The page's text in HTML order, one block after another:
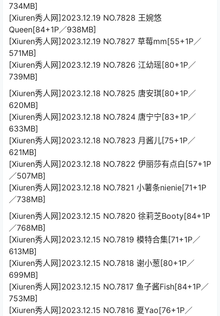
734MB]
[Xiuren秀人网]2023.12.19 NO.7828 王婉悠
Queen[84+1P／938MB]
[Xiuren秀人网]2023.12.19 NO.7827 草莓mm[55+1P／
571MB]
[Xiuren秀人网]2023.12.19 NO.7826 江幼瑶[80+1P／
739MB]
[Xiuren秀人网]2023.12.18 NO.7825 唐安琪[80+1P／
620MB]
[Xiuren秀人网]2023.12.18 NO.7824 唐宁宁[83+1P／
633MB]
[Xiuren秀人网]2023.12.18 NO.7823 月酱儿[75+1P／
621MB]
[Xiuren秀人网]2023.12.18 NO.7822 伊丽莎有点白[57+1P
／507MB]
[Xiuren秀人网]2023.12.18 NO.7821 小薯条nienie[71+1P
／738MB]
[Xiuren秀人网]2023.12.15 NO.7820 徐莉芝Booty[84+1P
／768MB]
[Xiuren秀人网]2023.12.15 NO.7819 模特合集[71+1P／
613MB]
[Xiuren秀人网]2023.12.15 NO.7818 谢小葱[80+1P／
699MB]
[Xiuren秀人网]2023.12.15 NO.7817 鱼子酱Fish[84+1P／
753MB]
[Xiuren秀人网]2023.12.15 NO.7816 夏Yao[76+1P／